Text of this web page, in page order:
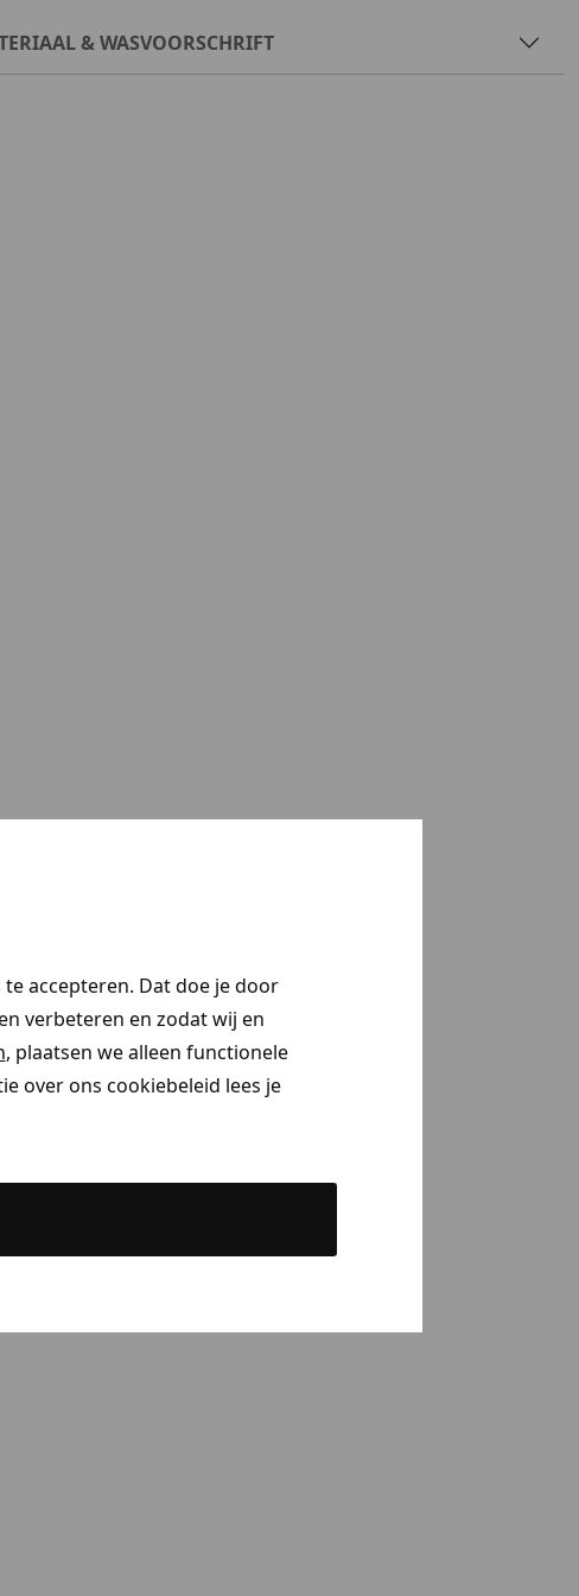
accepteren. Dat doe je door
verbeteren en zodat wij en
, plaatsen we alleen functionele
over ons cookiebeleid lees je
& WASVOORSCHRIFT